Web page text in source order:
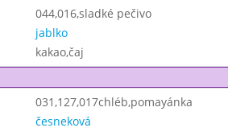
044,016,sladké pečivo
jablko
kakao,čaj
031,127,017chléb,pomayánka
česneková